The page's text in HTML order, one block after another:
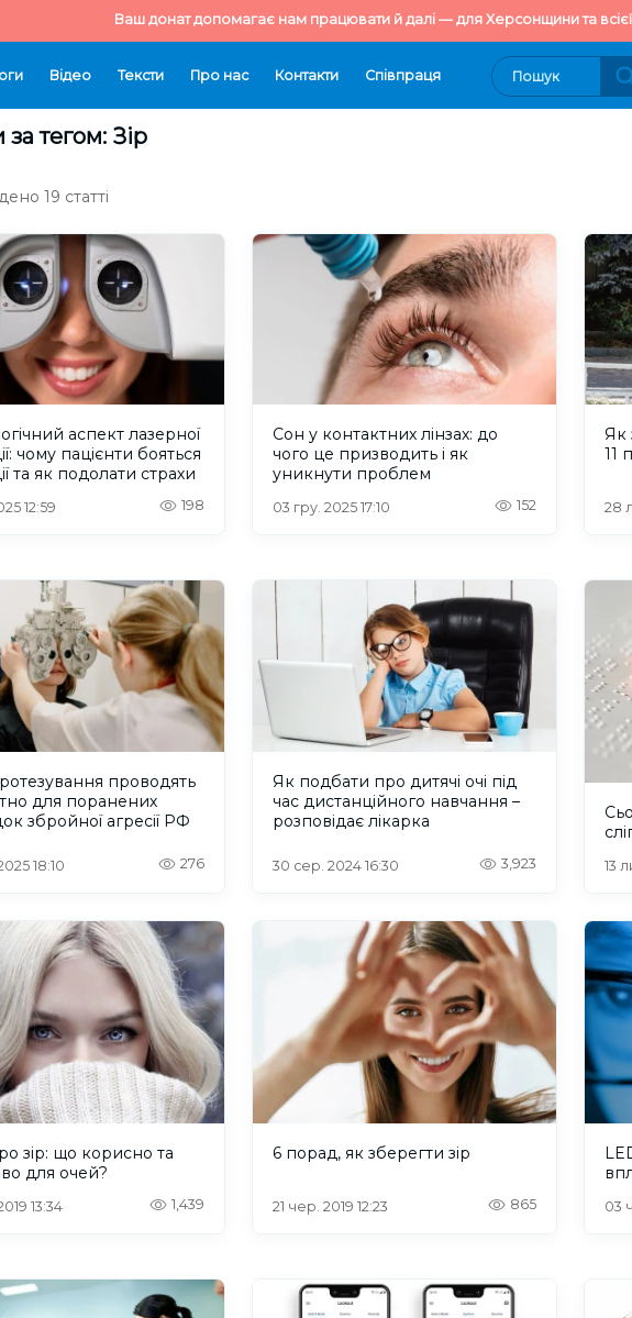
Ваш донат допомагає нам працювати й далі — для Херсонщини та всієї
Відео Тексти Про нас Контакти Cпівпраця
тегом: Зір
19 статті
аспект лазерної
чому пацієнти бояться
та як подолати страхи
12:59 198
Сон у контактних лінзах: до
чого це призводить і як
уникнути проблем
03 гру. 2025 17:10 152
Як
11
28
проводять
для поранених
збройної агресії РФ
18:10 276
Як подбати про дитячі очі під
час дистанційного навчання –
розповідає лікарка
30 сер. 2024 16:30 3,923 13
зір: що корисно та
для очей?
13:34 1,439
6 порад, як зберегти зір
21 чер. 2019 12:23 865 03